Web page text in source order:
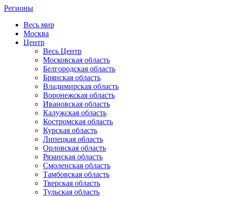
Регионы
Весь мир
Москва
Центр
Весь Центр
Московская область
Белгородская область
Брянская область
Владимирская область
Воронежская область
Ивановская область
Калужская область
Костромская область
Курская область
Липецкая область
Орловская область
Рязанская область
Смоленская область
Тамбовская область
Тверская область
Тульская область